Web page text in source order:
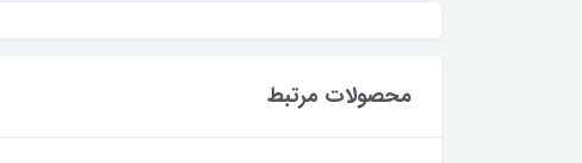
محصولات مرتبط